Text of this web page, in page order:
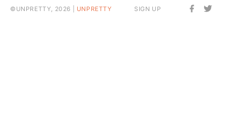
©UNPRETTY, 2026 | UNPRETTY SIGN UP